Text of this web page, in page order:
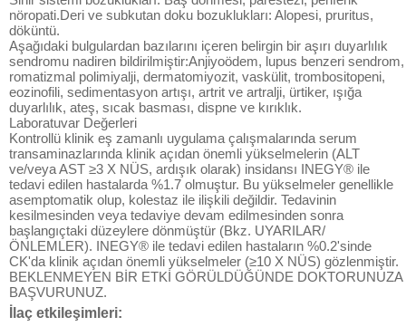
nöropati.Deri ve subkutan doku bozuklukları: Alopesi, pruritus,
döküntü.
Aşağıdaki bulgulardan bazılarını içeren belirgin bir aşırı duyarlılık
sendromu nadiren bildirilmiştir:Anjiyoödem, lupus benzeri sendrom,
romatizmal polimiyalji, dermatomiyozit, vaskülit, trombositopeni,
eozinofili, sedimentasyon artışı, artrit ve artralji, ürtiker, ışığa
duyarlılık, ateş, sıcak basması, dispne ve kırıklık.
Laboratuvar Değerleri
Kontrollü klinik eş zamanlı uygulama çalışmalarında serum
transaminazlarında klinik açıdan önemli yükselmelerin (ALT
ve/veya AST ≥3 X NÜS, ardışık olarak) insidansı INEGY® ile
tedavi edilen hastalarda %1.7 olmuştur. Bu yükselmeler genellikle
asemptomatik olup, kolestaz ile ilişkili değildir. Tedavinin
kesilmesinden veya tedaviye devam edilmesinden sonra
başlangıçtaki düzeylere dönmüştür (Bkz. UYARILAR/
ÖNLEMLER). INEGY® ile tedavi edilen hastaların %0.2'sinde
CK'da klinik açıdan önemli yükselmeler (≥10 X NÜS) gözlenmiştir.
BEKLENMEYEN BİR ETKİ GÖRÜLDÜĞÜNDE DOKTORUNUZA
BAŞVURUNUZ.
İlaç etkileşimleri: